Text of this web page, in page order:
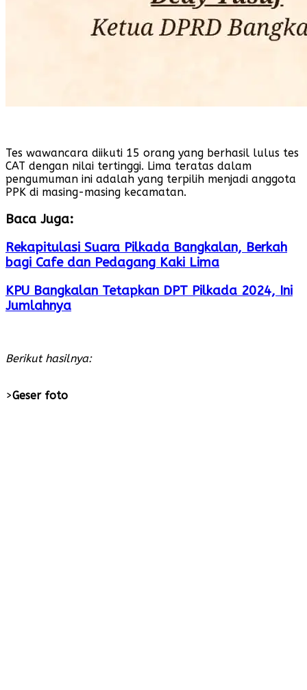
Tes wawancara diikuti 15 orang yang berhasil lulus tes
CAT dengan nilai tertinggi. Lima teratas dalam
pengumuman ini adalah yang terpilih menjadi anggota
PPK di masing-masing kecamatan.
Baca Juga:
Rekapitulasi Suara Pilkada Bangkalan, Berkah
bagi Cafe dan Pedagang Kaki Lima
KPU Bangkalan Tetapkan DPT Pilkada 2024, Ini
Jumlahnya
Berikut hasilnya:
>Geser foto